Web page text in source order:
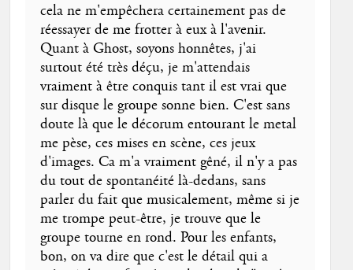
cela ne m'empêchera certainement pas de
réessayer de me frotter à eux à l'avenir.
Quant à Ghost, soyons honnêtes, j'ai
surtout été très déçu, je m'attendais
vraiment à être conquis tant il est vrai que
sur disque le groupe sonne bien. C'est sans
doute là que le décorum entourant le metal
me pèse, ces mises en scène, ces jeux
d'images. Ca m'a vraiment gêné, il n'y a pas
du tout de spontanéité là-dedans, sans
parler du fait que musicalement, même si je
me trompe peut-être, je trouve que le
groupe tourne en rond. Pour les enfants,
bon, on va dire que c'est le détail qui a